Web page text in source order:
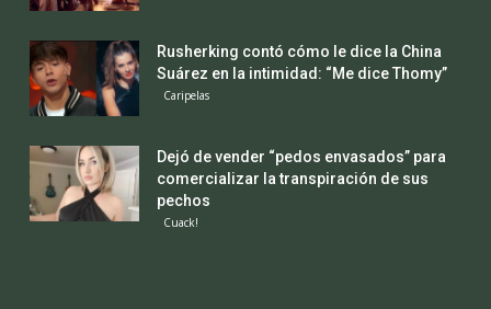
Rusherking contó cómo le dice la China
Suárez en la intimidad: “Me dice Thomy”
Caripelas
Dejó de vender “pedos envasados” para
comercializar la transpiración de sus
pechos
Cuack!